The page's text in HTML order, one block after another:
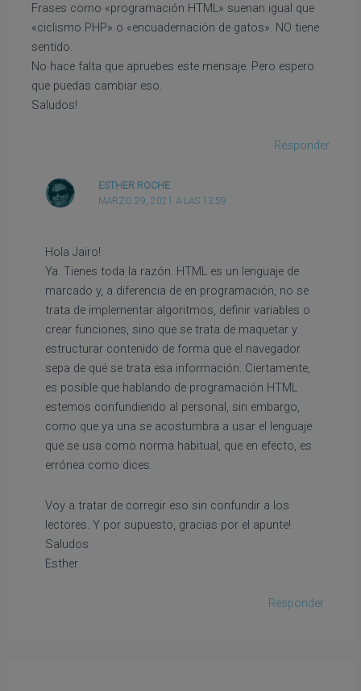
Frases como «programación HTML» suenan igual que
«ciclismo PHP» o «encuadernación de gatos». NO tiene
sentido.
No hace falta que apruebes este mensaje. Pero espero
que puedas cambiar eso.
Saludos!
Responder
ESTHER ROCHE
MARZO 29, 2021 A LAS 13:59
Hola Jairo!
Ya. Tienes toda la razón. HTML es un lenguaje de
marcado y, a diferencia de en programación, no se
trata de implementar algoritmos, definir variables o
crear funciones, sino que se trata de maquetar y
estructurar contenido de forma que el navegador
sepa de qué se trata esa información. Ciertamente,
es posible que hablando de programación HTML
estemos confundiendo al personal, sin embargo,
como que ya una se acostumbra a usar el lenguaje
que se usa como norma habitual, que en efecto, es
errónea como dices.
Voy a tratar de corregir eso sin confundir a los
lectores. Y por supuesto, gracias por el apunte!
Saludos
Esther
Responder